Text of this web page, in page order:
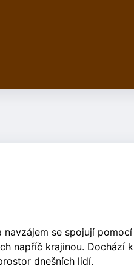
se spojují pomocí
napříč krajinou. Dochází k
dnešních lidí.